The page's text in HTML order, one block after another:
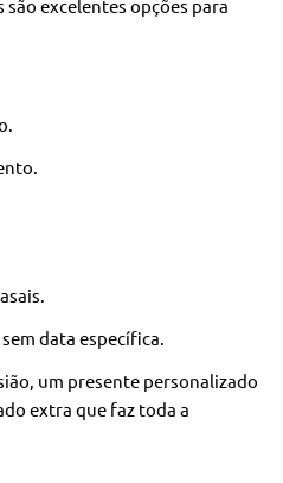
excelentes opções para
data específica.
um presente personalizado
extra que faz toda a